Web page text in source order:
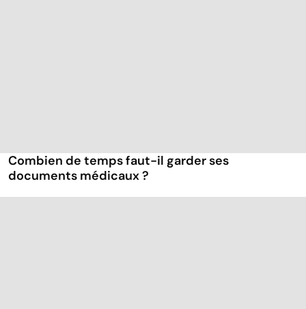
Combien de temps faut-il garder ses
documents médicaux ?